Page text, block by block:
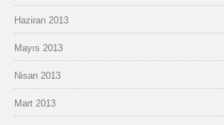
Haziran 2013
Mayıs 2013
Nisan 2013
Mart 2013